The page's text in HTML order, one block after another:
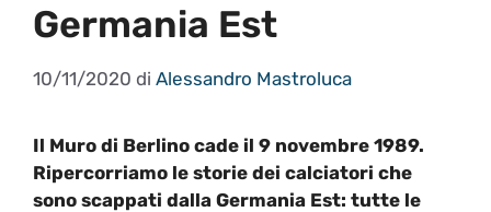
Germania Est
10/11/2020 di Alessandro Mastroluca
Il Muro di Berlino cade il 9 novembre 1989.
Ripercorriamo le storie dei calciatori che
sono scappati dalla Germania Est: tutte le